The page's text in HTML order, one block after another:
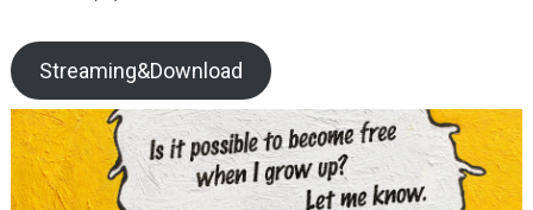
Streaming&Download